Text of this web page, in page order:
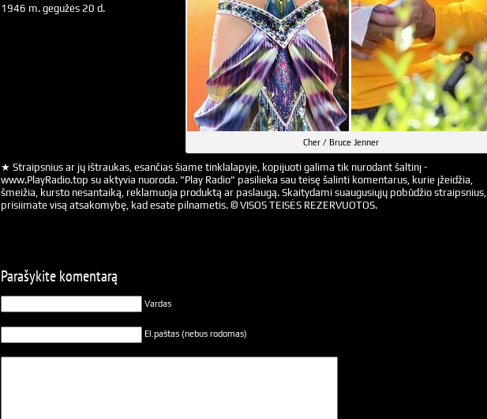
Cher / Bruce Jenner
1946 m. gegužės 20 d.
★ Straipsnius ar jų ištraukas, esančias šiame tinklalapyje, kopijuoti galima tik nurodant šaltinį -
www.PlayRadio.top su aktyvia nuoroda. "Play Radio" pasilieka sau teisę šalinti komentarus, kurie įžeidžia,
šmeižia, kursto nesantaiką, reklamuoja produktą ar paslaugą. Skaitydami suaugusiųjų pobūdžio straipsnius,
prisiimate visą atsakomybę, kad esate pilnametis. © VISOS TEISĖS REZERVUOTOS.
Parašykite komentarą
Vardas
El.paštas (nebus rodomas)